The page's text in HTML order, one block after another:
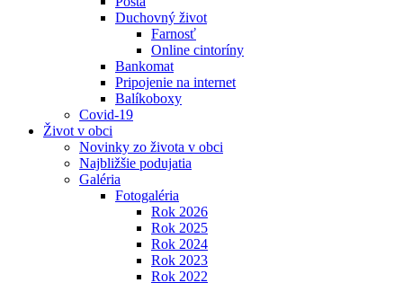
Duchovný život
Farnosť
Online cintoríny
Bankomat
Pripojenie na internet
Balíkoboxy
Covid-19
Život v obci
Novinky zo života v obci
Najbližšie podujatia
Galéria
Fotogaléria
Rok 2026
Rok 2025
Rok 2024
Rok 2023
Rok 2022